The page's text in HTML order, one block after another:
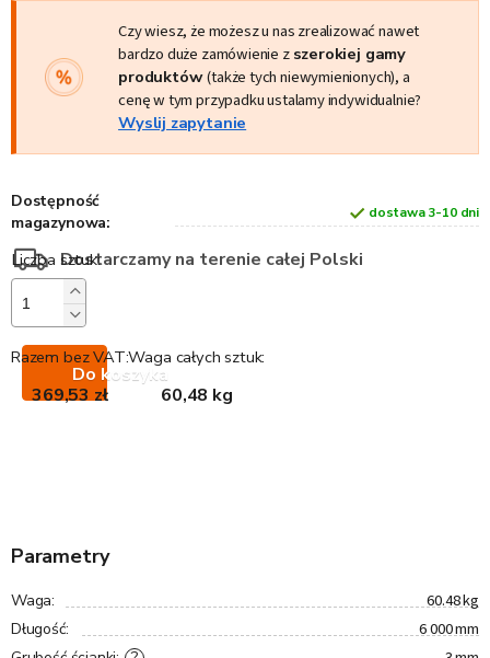
Czy wiesz, że możesz u nas zrealizować nawet
bardzo duże zamówienie z szerokiej gamy
produktów(także tych niewymienionych), a
cenę w tym przypadku ustalamy indywidualnie?
Wyslij zapytanie
Dostępność
magazynowa:
dostawa 3-10 dni
Dostarczamy na terenie całej Polski
Do koszyka
Waga całych sztuk:
60,48 kg
Razem bez VAT:
369,53 zł
Parametry
Waga: 60.48 kg
Długość: 6 000 mm